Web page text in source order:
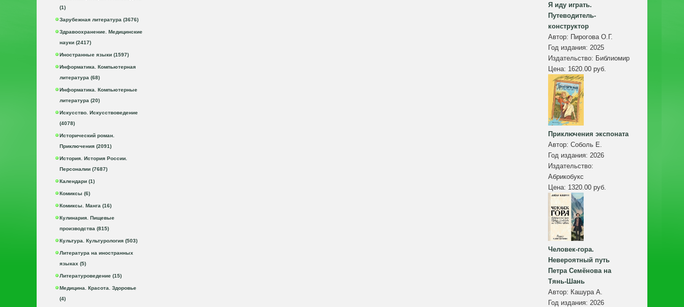
(1)
Зарубежная литература (3676)
Здравоохранение. Медицинские
науки (2417)
Иностранные языки (1597)
Информатика. Компьютерная
литература (68)
Информатика. Компьютерные
литература (20)
Искусство. Искусствоведение
(4078)
Исторический роман.
Приключения (2091)
История. История России.
Персоналии (7687)
Календари (1)
Комиксы (6)
Комиксы. Манга (16)
Кулинария. Пищевые
производства (815)
Культура. Культурология (503)
Литература на иностранных
языках (5)
Литературоведение (15)
Медицина. Красота. Здоровье
(4)
Я иду играть.
Путеводитель-
конструктор
Автор: Пирогова О.Г.
Год издания: 2025
Издательство: Библиомир
Цена: 1620.00 руб.
Приключения экспоната
Автор: Соболь Е.
Год издания: 2026
Издательство:
Абрикобукс
Цена: 1320.00 руб.
Человек-гора.
Невероятный путь
Петра Семёнова на
Тянь-Шань
Автор: Кашура А.
Год издания: 2026